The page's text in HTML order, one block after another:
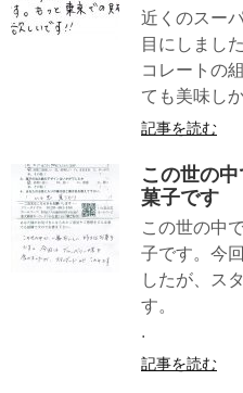
近くのスー
目にしまし
コレートの
ても美味し
記事を読む
この世の
菓子です
この世の中
子です。今
したが、ス
.
記事を読む